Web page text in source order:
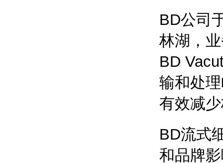
BD公司
林湖，
BD
输和处
有效减
BD流式
和品牌